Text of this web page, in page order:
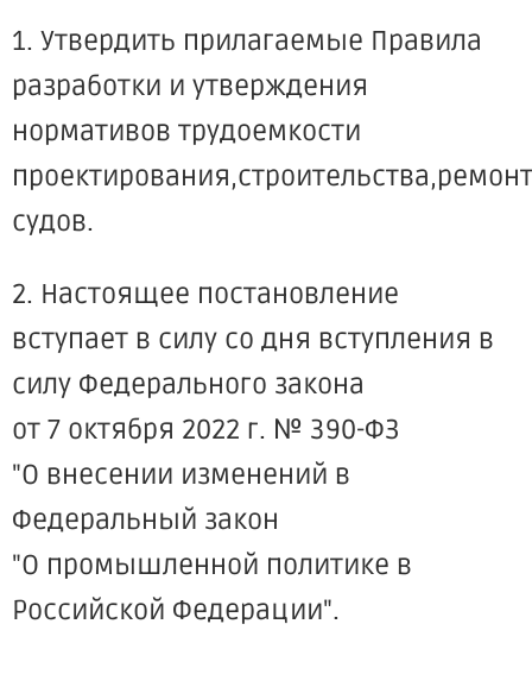
1. Утвердить прилагаемые Правила
разработки и утверждения
нормативов трудоемкости
судов.
2. Настоящее постановление
вступает в силу со дня вступления в
силу Федерального закона
от 7 октября 2022 г. № 390-ФЗ
"О внесении изменений в
Федеральный закон
"О промышленной политике в
Российской Федерации".